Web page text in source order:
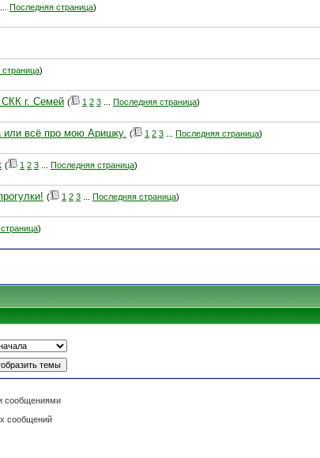
Последняя страница)
)
г. Семей ( 1 2 3 Последняя страница)
или всё про мою Аришку. ( 1 2 3 Последняя страница)
( 1 2 3 Последняя страница)
( 1 2 3 Последняя страница)
)
сообщениями
сообщений